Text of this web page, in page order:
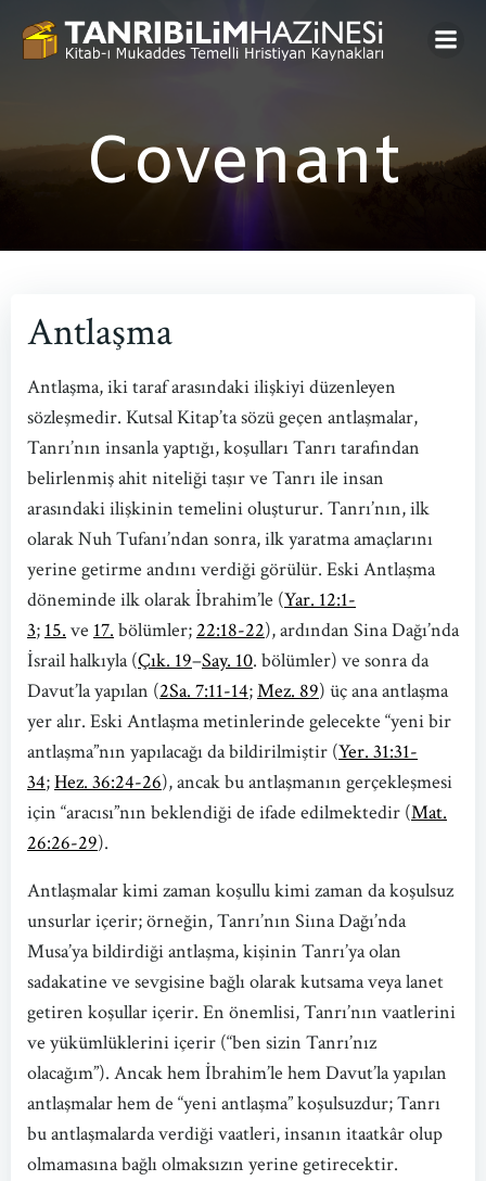
to
Covenant
Antlaşma
Antlaşma, iki taraf arasındaki ilişkiyi düzenleyen
sözleşmedir. Kutsal Kitap’ta sözü geçen antlaşmalar,
Tanrı’nın insanla yaptığı, koşulları Tanrı tarafından
belirlenmiş ahit niteliği taşır ve Tanrı ile insan
arasındaki ilişkinin temelini oluşturur. Tanrı’nın, ilk
olarak Nuh Tufanı’ndan sonra, ilk yaratma amaçlarını
yerine getirme andını verdiği görülür. Eski Antlaşma
döneminde ilk olarak İbrahim’le (Yar. 12:1-
3; 15. ve 17. bölümler; 22:18-22), ardından Sina Dağı’nda
İsrail halkıyla (Çık. 19–Say. 10. bölümler) ve sonra da
Davut’la yapılan (2Sa. 7:11-14;Mez. 89) üç ana antlaşma
yer alır. Eski Antlaşma metinlerinde gelecekte “yeni bir
antlaşma”nın yapılacağı da bildirilmiştir (Yer. 31:31-
34;Hez. 36:24-26), ancak bu antlaşmanın gerçekleşmesi
için “aracısı”nın beklendiği de ifade edilmektedir (Mat.
26:26-29).
Antlaşmalar kimi zaman koşullu kimi zaman da koşulsuz
unsurlar içerir; örneğin, Tanrı’nın Siına Dağı’nda
Musa’ya bildirdiği antlaşma, kişinin Tanrı’ya olan
sadakatine ve sevgisine bağlı olarak kutsama veya lanet
getiren koşullar içerir. En önemlisi, Tanrı’nın vaatlerini
ve yükümlüklerini içerir (“ben sizin Tanrı’nız
olacağım”). Ancak hem İbrahim’le hem Davut’la yapılan
antlaşmalar hem de “yeni antlaşma” koşulsuzdur; Tanrı
bu antlaşmalarda verdiği vaatleri, insanın itaatkâr olup
olmamasına bağlı olmaksızın yerine getirecektir.